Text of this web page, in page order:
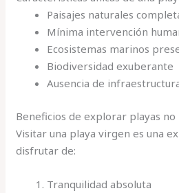
Paisajes naturales
Mínima intervención
Ecosistemas marinos
Biodiversidad exuberante
Ausencia de
Beneficios de explorar playas no
Visitar una playa virgen es una
disfrutar de:
Tranquilidad absoluta